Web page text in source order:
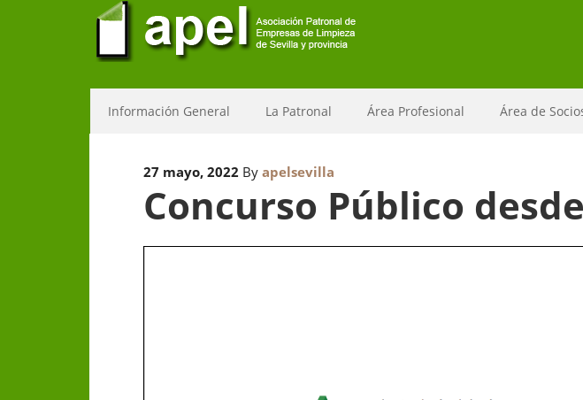
Información General La Patronal Área Profesional Área de
27 mayo, 2022 By apelsevilla
Concurso Público